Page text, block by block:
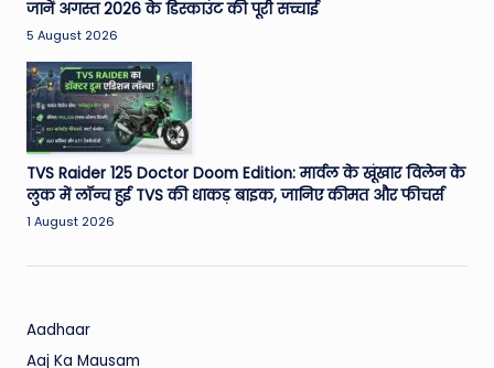
जानें अगस्त 2026 के डिस्काउंट की पूरी सच्चाई
5 August 2026
TVS Raider 125 Doctor Doom Edition: मार्वल के खूंखार विलेन के
लुक में लॉन्च हुई TVS की धाकड़ बाइक, जानिए कीमत और फीचर्स
1 August 2026
Aadhaar
Aaj Ka Mausam